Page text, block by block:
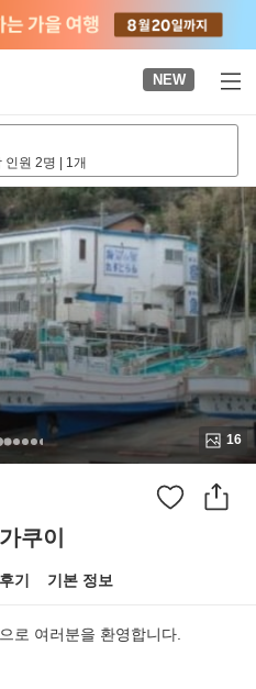
NEW
인원 2명 | 1개
16
쿠이
기 기본 정보
로 여러분을 환영합니다.